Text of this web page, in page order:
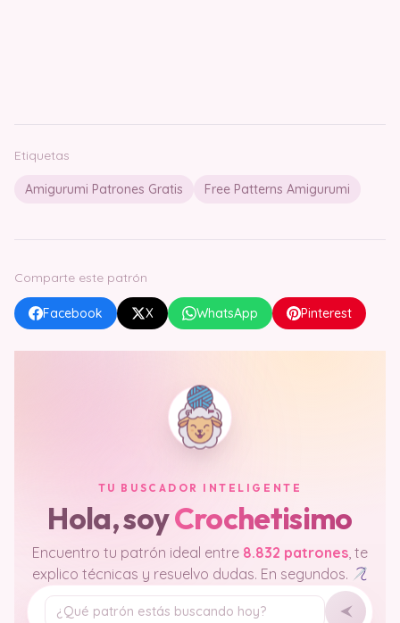
Etiquetas
Amigurumi Patrones Gratis Free Patterns Amigurumi
Comparte este patrón
Facebook X WhatsApp Pinterest
TU BUSCADOR INTELIGENTE
Hola, soyCrochetisimo
Encuentro tu patrón ideal entre 8.832 patrones, te
explico técnicas y resuelvo dudas. En segundos.